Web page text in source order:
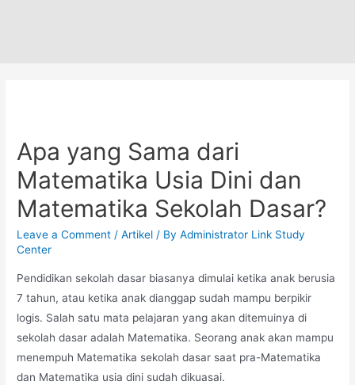
Apa yang Sama dari
Matematika Usia Dini dan
Matematika Sekolah Dasar?
Leave a Comment /Artikel / ByAdministrator Link Study
Center
Pendidikan sekolah dasar biasanya dimulai ketika anak berusia
7 tahun, atau ketika anak dianggap sudah mampu berpikir
logis. Salah satu mata pelajaran yang akan ditemuinya di
sekolah dasar adalah Matematika. Seorang anak akan mampu
menempuh Matematika sekolah dasar saat pra-Matematika
dan Matematika usia dini sudah dikuasai.